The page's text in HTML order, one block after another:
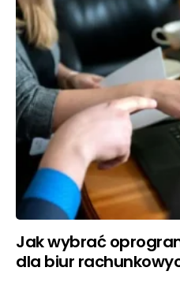
Jak wybrać
dla biur